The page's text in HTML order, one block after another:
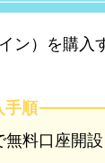
ン）を購入
手順
料口座開設